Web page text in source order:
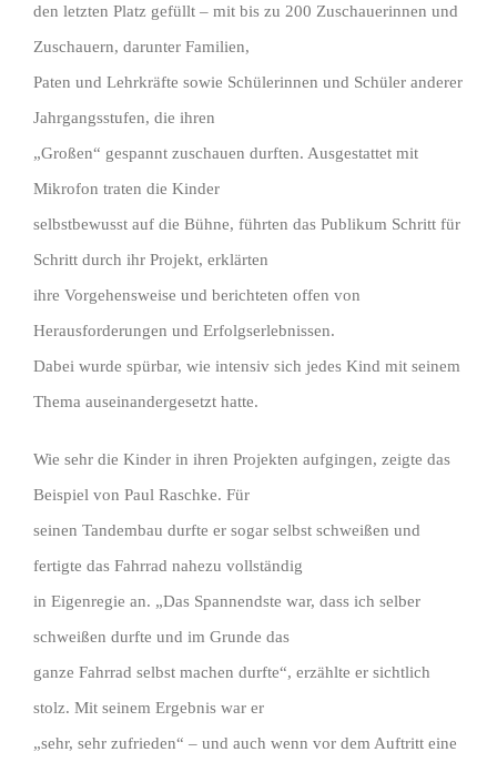
den letzten Platz gefüllt – mit bis zu 200 Zuschauerinnen und
Zuschauern, darunter Familien,
Paten und Lehrkräfte sowie Schülerinnen und Schüler anderer
Jahrgangsstufen, die ihren
„Großen“ gespannt zuschauen durften. Ausgestattet mit
Mikrofon traten die Kinder
selbstbewusst auf die Bühne, führten das Publikum Schritt für
Schritt durch ihr Projekt, erklärten
ihre Vorgehensweise und berichteten offen von
Herausforderungen und Erfolgserlebnissen.
Dabei wurde spürbar, wie intensiv sich jedes Kind mit seinem
Thema auseinandergesetzt hatte.
Wie sehr die Kinder in ihren Projekten aufgingen, zeigte das
Beispiel von Paul Raschke. Für
seinen Tandembau durfte er sogar selbst schweißen und
fertigte das Fahrrad nahezu vollständig
in Eigenregie an. „Das Spannendste war, dass ich selber
schweißen durfte und im Grunde das
ganze Fahrrad selbst machen durfte“, erzählte er sichtlich
stolz. Mit seinem Ergebnis war er
„sehr, sehr zufrieden“ – und auch wenn vor dem Auftritt eine